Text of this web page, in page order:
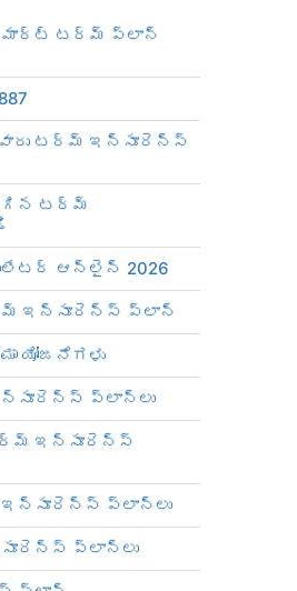
టర్మ్ ప్లాన్
టర్మ్ ఇన్సూరెన్స్
టర్మ్
ఆన్‌లైన్ 2026
ఇన్సూరెన్స్ ప్లాన్
ಯೋಜನೆಗಳು
ప్లాన్‌లు
ఇన్సూరెన్స్
ప్లాన్‌లు
ప్లాన్‌లు